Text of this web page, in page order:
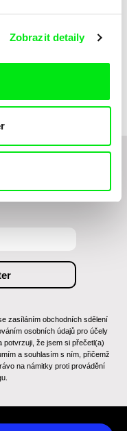
Zobrazit detaily
Levrin,
Dítě a husa
o novinkách v
zasíláním obchodních sdělení
osobních údajů pro účely
potvrzuji, že jsem si přečetl(a)
a souhlasím s ním, přičemž
na námitky proti provádění